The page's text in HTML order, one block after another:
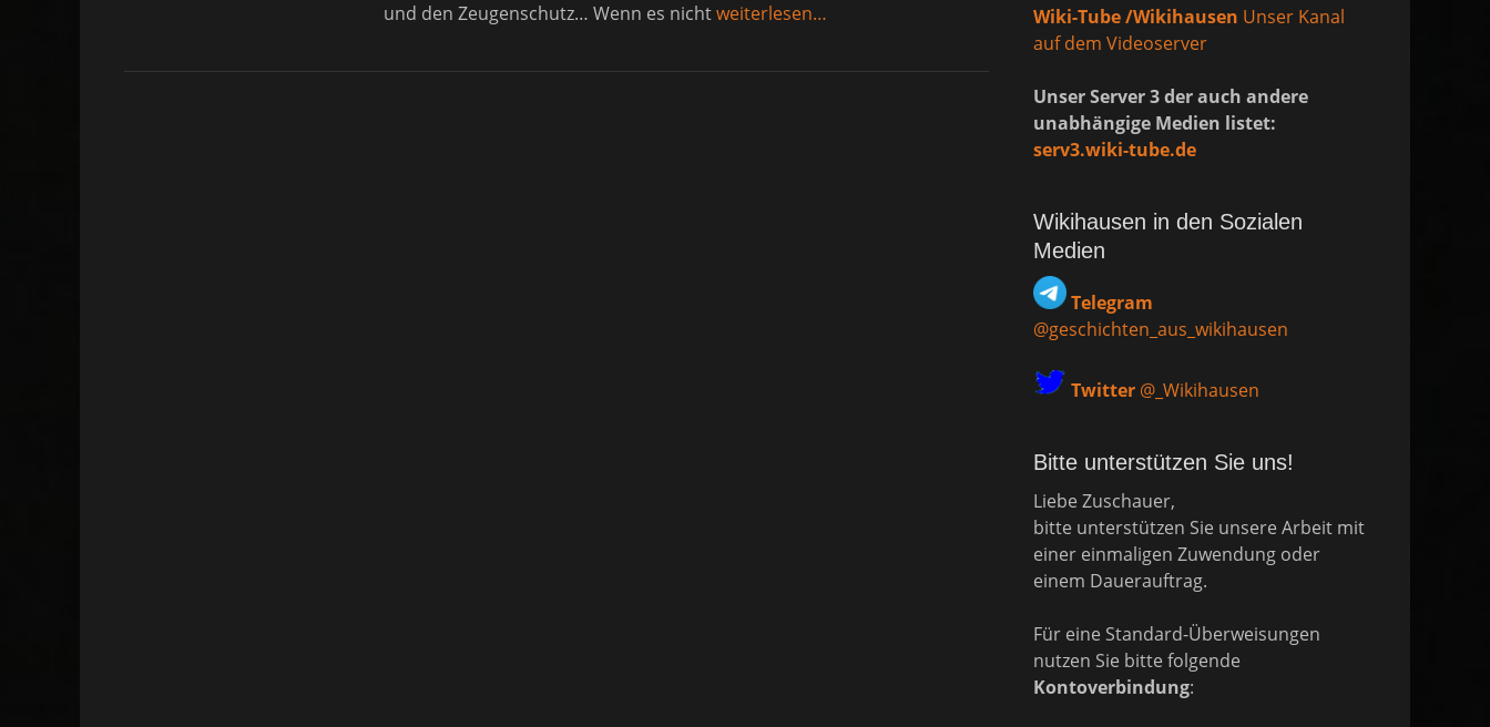
und den Zeugenschutz… Wenn es nichtweiterlesen… Wiki-Tube /Wikihausen Unser Kanal
auf dem Videoserver
Unser Server 3 der auch andere
unabhängige Medien listet:
serv3.wiki-tube.de
Wikihausen in den Sozialen
Medien
Telegram
@geschichten_aus_wikihausen
Twitter @_Wikihausen
Bitte unterstützen Sie uns!
Liebe Zuschauer,
bitte unterstützen Sie unsere Arbeit mit
einer einmaligen Zuwendung oder
einem Dauerauftrag.
Für eine Standard-Überweisungen
nutzen Sie bitte folgende
Kontoverbindung: